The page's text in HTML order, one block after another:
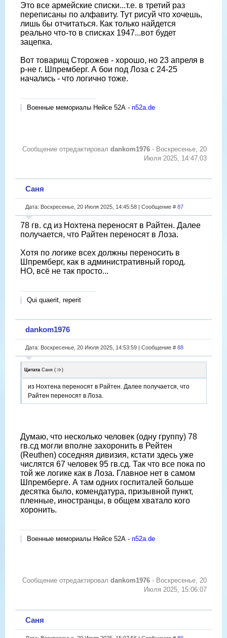
Это все армейские списки...т.е. в третий раз
переписаны по алфавиту. Тут рисуй что хочешь,
лишь бы отчитаться. Как только найдется
реально что-то в списках 1947...вот будет
зацепка.
Вот товарищ Сторожев - хорошо, но 23 апреля в
р-не г. Шпремберг. А бои под Лоза с 24-25
начались - что логично тоже.
Военные мемориалы Нейсе 52А - n52a.de
Сообщение отредактировал dankom1976 - Воскресенье, 20
Июля 2025, 14:47:03
Саня
Дата: Воскресенье, 20 Июля 2025, 14:45:58 | Сообщение # 87
78 гв. сд из Нохтена переносят в Райтен. Далее
получается, что Райтен переносят в Лоза.
Хотя по логике всех должны переносить в
Шпремберг, как в административный город.
НО, всё не так просто...
Qui quaerit, reperit
dankom1976
Дата: Воскресенье, 20 Июля 2025, 14:53:59 | Сообщение # 88
Цитата Саня ( )
из Нохтена переносят в Райтен. Далее получается, что
Райтен переносят в Лоза.
Думаю, что несколько человек (одну группу) 78
гв.сд могли вполне захоронить в Рейтен
(Reuthen) соседняя дивизия, кстати здесь уже
числятся 67 человек 95 гв.сд. Так что все пока по
той же логике как в Лоза. Главное нет в самом
Шпремберге. А там одних госпиталей больше
десятка было, комендатура, призывной пункт,
пленные, иностранцы, в общем хватало кого
хоронить.
Военные мемориалы Нейсе 52А - n52a.de
Сообщение отредактировал dankom1976 - Воскресенье, 20
Июля 2025, 15:06:07
Саня